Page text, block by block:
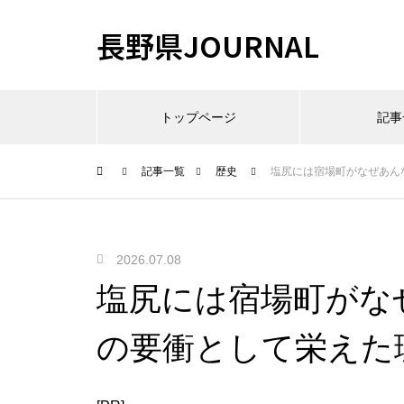
長野県JOURNAL
トップページ 記
記事一覧 歴史 塩尻には宿場町がなぜあ
2026.07.08
塩尻には宿場町が
の要衝として栄えた